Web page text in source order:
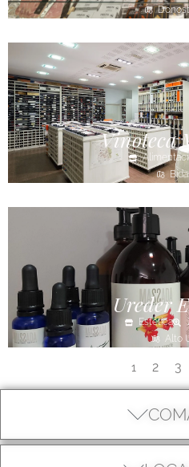
Vinoteca
Ureder
Estética
Alto
1 2 3